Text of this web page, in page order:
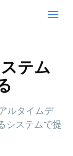
テム
ルタイムデ
システムで提